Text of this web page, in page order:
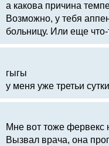
а какова причина
Возможно, у тебя
больницу. Или еще что-
гыгы
у меня уже третьи
Мне вот тоже фервекс
Вызвал врача, она